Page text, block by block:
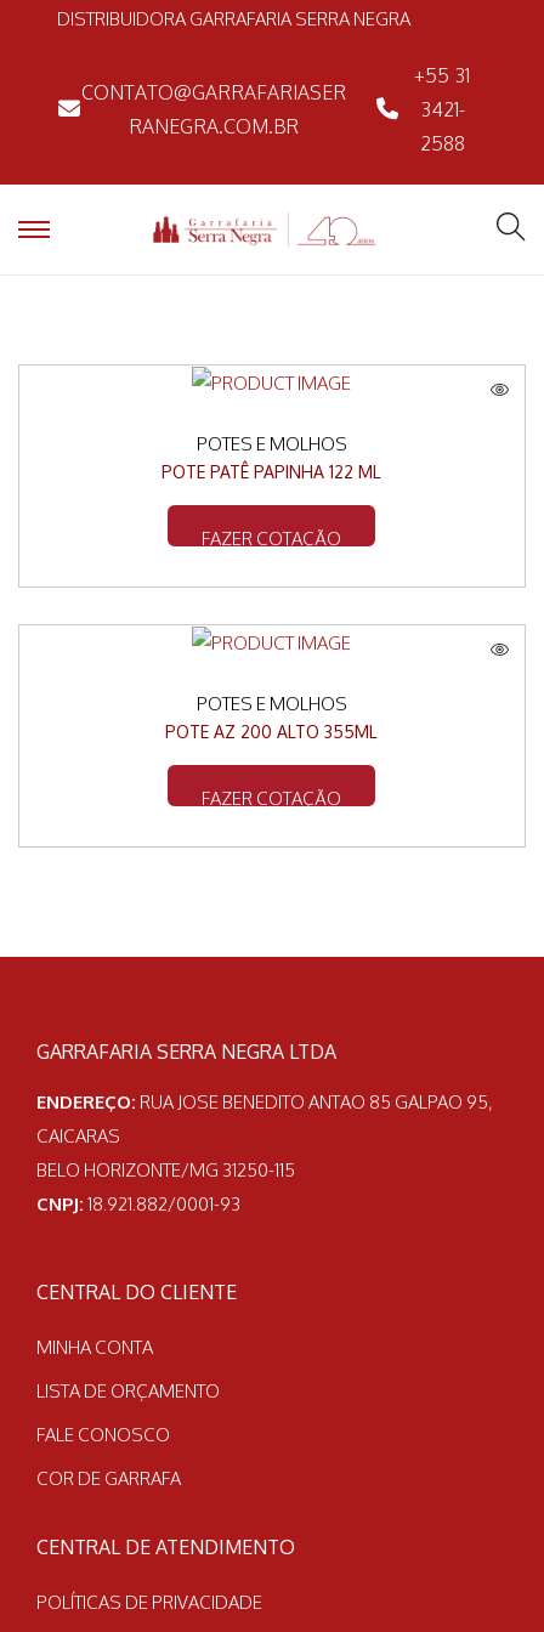
DISTRIBUIDORA GARRAFARIA SERRA NEGRA
CONTATO@GARRAFARIASER
RANEGRA.COM.BR
+55 31
3421-
2588
POTES E MOLHOS
POTE PATÊ PAPINHA 122 ML
FAZER COTAÇÃO
POTES E MOLHOS
POTE AZ 200 ALTO 355ML
FAZER COTAÇÃO
GARRAFARIA SERRA NEGRA LTDA
ENDEREÇO: RUA JOSE BENEDITO ANTAO 85 GALPAO 95,
CAICARAS
BELO HORIZONTE/MG 31250-115
CNPJ: 18.921.882/0001-93
CENTRAL DO CLIENTE
MINHA CONTA
LISTA DE ORÇAMENTO
FALE CONOSCO
COR DE GARRAFA
CENTRAL DE ATENDIMENTO
POLÍTICAS DE PRIVACIDADE